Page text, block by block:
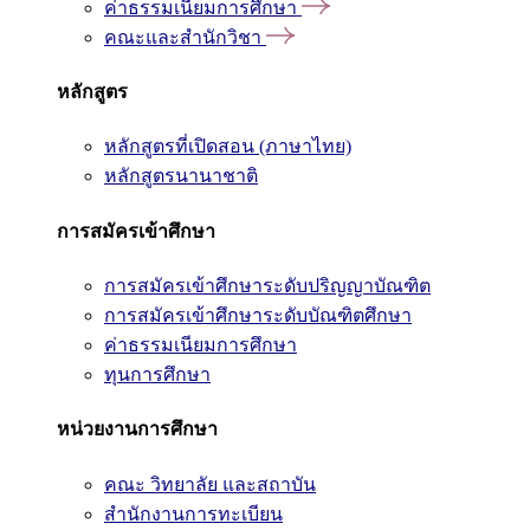
ค่าธรรมเนียมการศึกษา
คณะและสำนักวิชา
หลักสูตร
หลักสูตรที่เปิดสอน (ภาษาไทย)
หลักสูตรนานาชาติ
การสมัครเข้าศึกษา
การสมัครเข้าศึกษาระดับปริญญาบัณฑิต
การสมัครเข้าศึกษาระดับบัณฑิตศึกษา
ค่าธรรมเนียมการศึกษา
ทุนการศึกษา
หน่วยงานการศึกษา
คณะ วิทยาลัย และสถาบัน
สำนักงานการทะเบียน